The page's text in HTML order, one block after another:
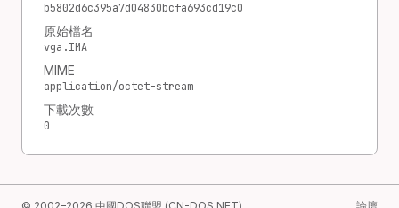
b5802d6c395a7d04830bcfa693cd19c0
原始檔名
vga.IMA
MIME
application/octet-stream
下載次數
0